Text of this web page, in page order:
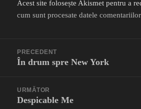
Acest site folosește Akismet pentru a
cum sunt procesate datele
PRECEDENT
Articolul
În drum spre New York
URMĂTOR
Articolul
Despicable Me